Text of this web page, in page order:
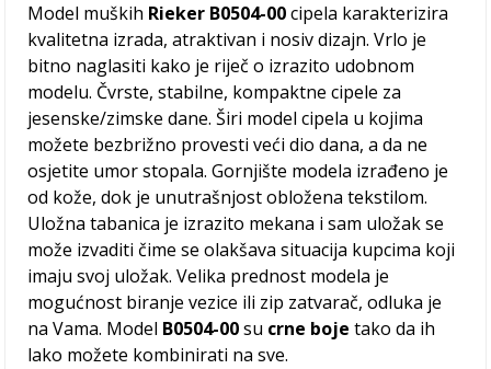
Model muških Rieker B0504-00cipela karakterizira
kvalitetna izrada, atraktivan i nosiv dizajn. Vrlo je
bitno naglasiti kako je riječ o izrazito udobnom
modelu. Čvrste, stabilne, kompaktne cipele za
jesenske/zimske dane. Širi model cipela u kojima
možete bezbrižno provesti veći dio dana, a da ne
osjetite umor stopala. Gornjište modela izrađeno je
od kože, dok je unutrašnjost obložena tekstilom.
Uložna tabanica je izrazito mekana i sam uložak se
može izvaditi čime se olakšava situacija kupcima koji
imaju svoj uložak. Velika prednost modela je
mogućnost biranje vezice ili zip zatvarač, odluka je
na Vama. Model B0504-00su crne boje tako da ih
lako možete kombinirati na sve.